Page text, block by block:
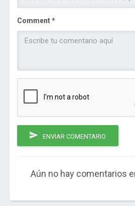
Comment *
ENVIAR COMENTARIO
Aún no hay comentarios